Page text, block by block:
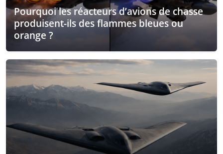
Pourquoi les réacteurs d’avions de chasse
produisent-ils des flammes bleues ou
orange ?